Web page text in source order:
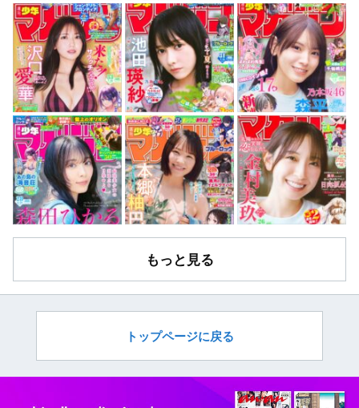
もっと見る
トップページに戻る